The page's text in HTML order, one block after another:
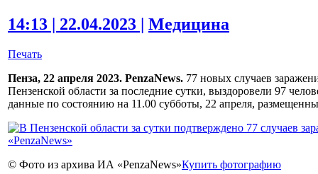
14:13 | 22.04.2023 | Медицина
Печать
Пенза, 22 апреля 2023. PenzaNews. 77 новых случаев
Пензенской области за последние сутки, выздоровели 97
данные по состоянию на 11.00 субботы, 22 апреля,
© Фото из архива ИА «PenzaNews»Купить фотографию